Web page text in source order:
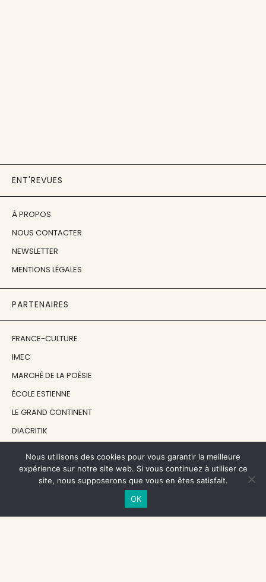
ENT'REVUES
À PROPOS
NOUS CONTACTER
NEWSLETTER
MENTIONS LÉGALES
PARTENAIRES
FRANCE-CULTURE
IMEC
MARCHÉ DE LA POÉSIE
ÉCOLE ESTIENNE
LE GRAND CONTINENT
DIACRITIK
NOS SOUTIENS
CENTRE NATIONAL DU LIVRE
Nous utilisons des cookies pour vous garantir la meilleure
expérience sur notre site web. Si vous continuez à utiliser ce
site, nous supposerons que vous en êtes satisfait.
OK